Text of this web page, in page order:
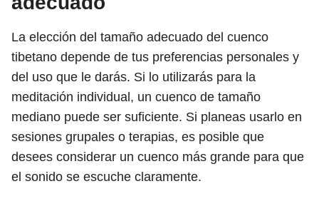
La elección del tamaño adecuado del cuenco
tibetano depende de tus preferencias personales y
del uso que le darás. Si lo utilizarás para la
meditación individual, un cuenco de tamaño
mediano puede ser suficiente. Si planeas usarlo en
sesiones grupales o terapias, es posible que
desees considerar un cuenco más grande para que
el sonido se escuche claramente.